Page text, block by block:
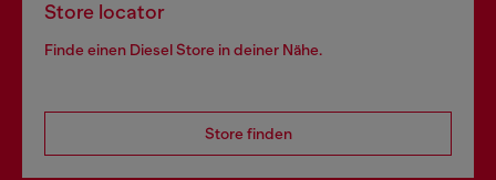
Store locator
Finde einen Diesel Store in deiner Nähe.
Store finden